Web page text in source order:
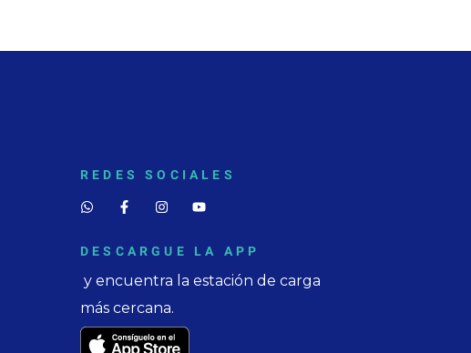
REDES SOCIALES
DESCARGUE LA APP
y encuentra la estación de carga
más cercana.